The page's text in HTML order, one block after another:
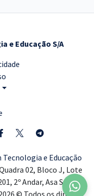
e Educação S/A
Tecnologia e Educação
02, Bloco J, Lote
2º Andar, Asa Sul,
© Todos os direitos